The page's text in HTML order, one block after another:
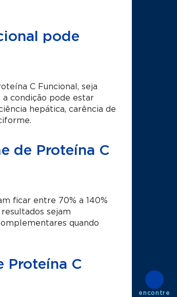
pode
C Funcional, seja
condição pode estar
hepática, carência de
de Proteína C
ficar entre 70% a 140%
sejam
quando
Proteína C
encontre